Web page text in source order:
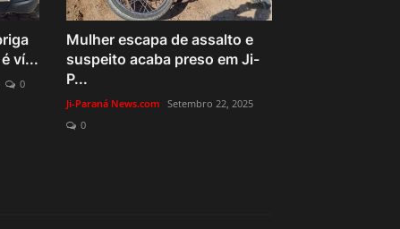
ví...
0
Mulher escapa de assalto e
suspeito acaba preso em Ji-
P...
Ji-Paraná News.com Setembro 22, 2025
0